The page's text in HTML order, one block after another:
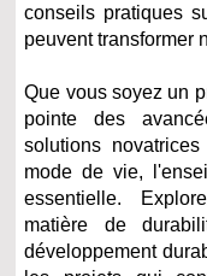
conseils pratiques
peuvent transformer
Que vous soyez un
pointe des
solutions
mode de vie,
essentielle.
matière de
développement